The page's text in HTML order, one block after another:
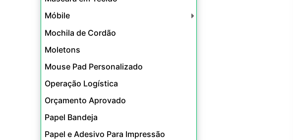
Móbile
Mochila de Cordão
Moletons
Mouse Pad Personalizado
Operação Logística
Orçamento Aprovado
Papel Bandeja
Papel e Adesivo Para Impressão